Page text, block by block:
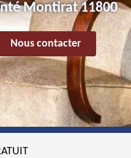
Montirat 11800
Nous contacter